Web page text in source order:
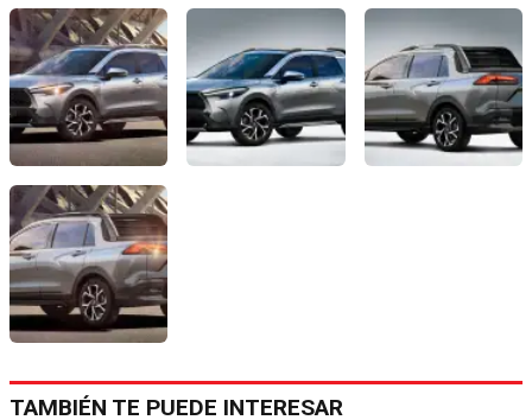
TAMBIÉN TE PUEDE INTERESAR